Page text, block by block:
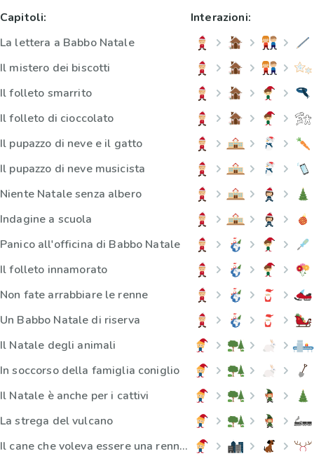
Capitoli:
La lettera a Babbo Natale
Il mistero dei biscotti
Il folleto smarrito
Il folleto di cioccolato
Il pupazzo di neve e il gatto
Il pupazzo di neve musicista
Niente Natale senza albero
Indagine a scuola
Panico all'officina di Babbo Natale
Il folleto innamorato
Non fate arrabbiare le renne
Un Babbo Natale di riserva
Il Natale degli animali
In soccorso della famiglia coniglio
Il Natale è anche per i cattivi
La strega del vulcano
Il cane che voleva essere una renna di Babbo Natale
Interazioni: